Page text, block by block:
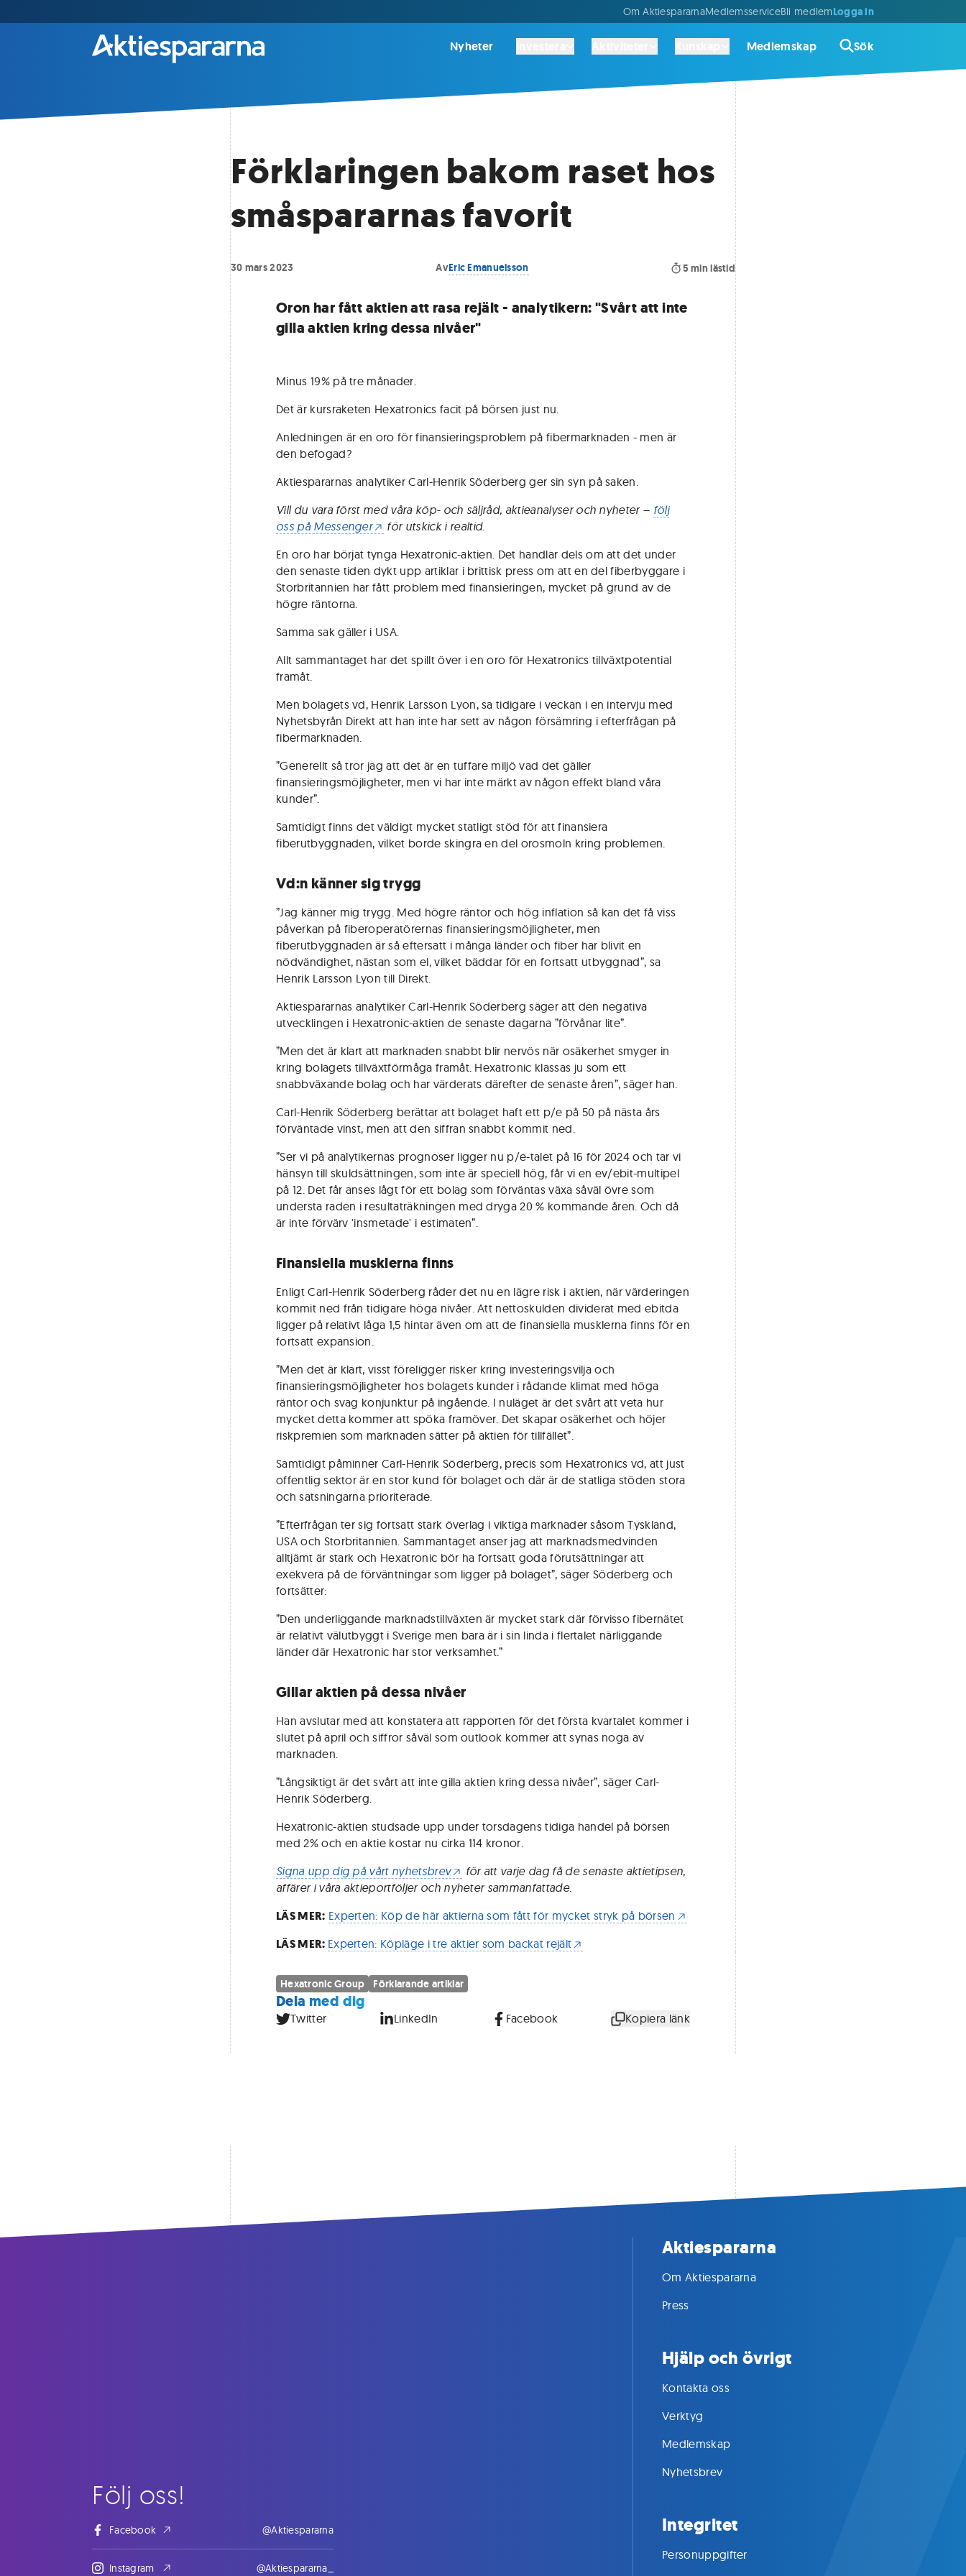
Om AktiespararnaMedlemsserviceBli medlemLogga in
Nyheter Medlemskap Sök
Förklaringen bakom raset hos
småspararnas favorit
30 mars 2023 AvEric Emanuelsson 5 min lästid
Oron har fått aktien att rasa rejält - analytikern: "Svårt att inte
gilla aktien kring dessa nivåer"
Minus 19% på tre månader.
Det är kursraketen Hexatronics facit på börsen just nu.
Anledningen är en oro för finansieringsproblem på fibermarknaden - men är
den befogad?
Aktiespararnas analytiker Carl-Henrik Söderberg ger sin syn på saken.
Vill du vara först med våra köp- och säljråd, aktieanalyser och nyheter – följ
oss på Messenger
för utskick i realtid.
En oro har börjat tynga Hexatronic-aktien. Det handlar dels om att det under
den senaste tiden dykt upp artiklar i brittisk press om att en del fiberbyggare i
Storbritannien har fått problem med finansieringen, mycket på grund av de
högre räntorna.
Samma sak gäller i USA.
Allt sammantaget har det spillt över i en oro för Hexatronics tillväxtpotential
framåt.
Men bolagets vd, Henrik Larsson Lyon, sa tidigare i veckan i en intervju med
Nyhetsbyrån Direkt att han inte har sett av någon försämring i efterfrågan på
fibermarknaden.
”Generellt så tror jag att det är en tuffare miljö vad det gäller
finansieringsmöjligheter, men vi har inte märkt av någon effekt bland våra
kunder”.
Samtidigt finns det väldigt mycket statligt stöd för att finansiera
fiberutbyggnaden, vilket borde skingra en del orosmoln kring problemen.
Vd:n känner sig trygg
”Jag känner mig trygg. Med högre räntor och hög inflation så kan det få viss
påverkan på fiberoperatörernas finansieringsmöjligheter, men
fiberutbyggnaden är så eftersatt i många länder och fiber har blivit en
nödvändighet, nästan som el, vilket bäddar för en fortsatt utbyggnad”, sa
Henrik Larsson Lyon till Direkt.
Aktiespararnas analytiker Carl-Henrik Söderberg säger att den negativa
utvecklingen i Hexatronic-aktien de senaste dagarna ”förvånar lite”.
”Men det är klart att marknaden snabbt blir nervös när osäkerhet smyger in
kring bolagets tillväxtförmåga framåt. Hexatronic klassas ju som ett
snabbväxande bolag och har värderats därefter de senaste åren”, säger han.
Carl-Henrik Söderberg berättar att bolaget haft ett p/e på 50 på nästa års
förväntade vinst, men att den siffran snabbt kommit ned.
”Ser vi på analytikernas prognoser ligger nu p/e-talet på 16 för 2024 och tar vi
hänsyn till skuldsättningen, som inte är speciell hög, får vi en ev/ebit-multipel
på 12. Det får anses lågt för ett bolag som förväntas växa såväl övre som
understa raden i resultaträkningen med dryga 20 % kommande åren. Och då
är inte förvärv 'insmetade' i estimaten”.
Finansiella musklerna finns
Enligt Carl-Henrik Söderberg råder det nu en lägre risk i aktien, när värderingen
kommit ned från tidigare höga nivåer. Att nettoskulden dividerat med ebitda
ligger på relativt låga 1,5 hintar även om att de finansiella musklerna finns för en
fortsatt expansion.
”Men det är klart, visst föreligger risker kring investeringsvilja och
finansieringsmöjligheter hos bolagets kunder i rådande klimat med höga
räntor och svag konjunktur på ingående. I nuläget är det svårt att veta hur
mycket detta kommer att spöka framöver. Det skapar osäkerhet och höjer
riskpremien som marknaden sätter på aktien för tillfället”.
Samtidigt påminner Carl-Henrik Söderberg, precis som Hexatronics vd, att just
offentlig sektor är en stor kund för bolaget och där är de statliga stöden stora
och satsningarna prioriterade.
”Efterfrågan ter sig fortsatt stark överlag i viktiga marknader såsom Tyskland,
USA och Storbritannien. Sammantaget anser jag att marknadsmedvinden
alltjämt är stark och Hexatronic bör ha fortsatt goda förutsättningar att
exekvera på de förväntningar som ligger på bolaget”, säger Söderberg och
fortsätter:
”Den underliggande marknadstillväxten är mycket stark där förvisso fibernätet
är relativt välutbyggt i Sverige men bara är i sin linda i flertalet närliggande
länder där Hexatronic har stor verksamhet.”
Gillar aktien på dessa nivåer
Han avslutar med att konstatera att rapporten för det första kvartalet kommer i
slutet på april och siffror såväl som outlook kommer att synas noga av
marknaden.
”Långsiktigt är det svårt att inte gilla aktien kring dessa nivåer”, säger Carl-
Henrik Söderberg.
Hexatronic-aktien studsade upp under torsdagens tidiga handel på börsen
med 2% och en aktie kostar nu cirka 114 kronor.
Signa upp dig på vårt nyhetsbrev
för att varje dag få de senaste aktietipsen,
affärer i våra aktieportföljer och nyheter sammanfattade.
LÄS MER: Experten: Köp de här aktierna som fått för mycket stryk på börsen
LÄS MER: Experten: Köpläge i tre aktier som backat rejält
Hexatronic Group Förklarande artiklar
Dela med dig
Twitter LinkedIn Facebook Kopiera länk
Följ oss!
Facebook @Aktiespararna
Instagram @Aktiespararna_
Aktiespararna
Om Aktiespararna
Press
Hjälp och övrigt
Kontakta oss
Verktyg
Medlemskap
Nyhetsbrev
Integritet
Personuppgifter